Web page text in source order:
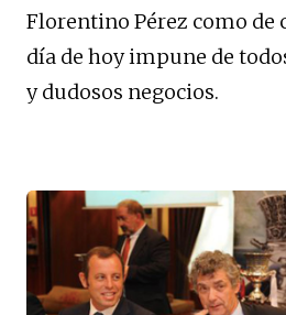
Florentino Pérez como de
día de hoy impune de
y dudosos negocios.